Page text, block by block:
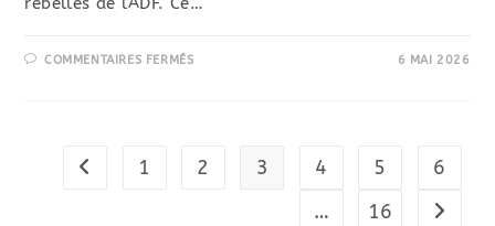
COMMENTAIRES FERMÉS 6 MAI 2026
1 2 3 4 5
6
…
16